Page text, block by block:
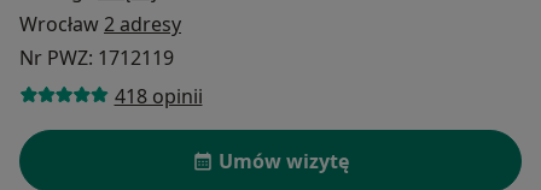
Wrocław2 adresy
Nr PWZ: 1712119
418 opinii
Umów wizytę